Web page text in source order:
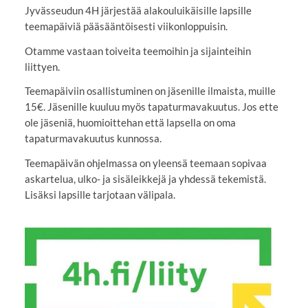
Jyvässeudun 4H järjestää alakouluikäisille lapsille
teemapäiviä pääsääntöisesti viikonloppuisin.
Otamme vastaan toiveita teemoihin ja sijainteihin
liittyen.
Teemapäiviin osallistuminen on jäsenille ilmaista, muille
15€. Jäsenille kuuluu myös tapaturmavakuutus. Jos ette
ole jäseniä, huomioittehan että lapsella on oma
tapaturmavakuutus kunnossa.
Teemapäivän ohjelmassa on yleensä teemaan sopivaa
askartelua, ulko- ja sisäleikkejä ja yhdessä tekemistä.
Lisäksi lapsille tarjotaan välipala.